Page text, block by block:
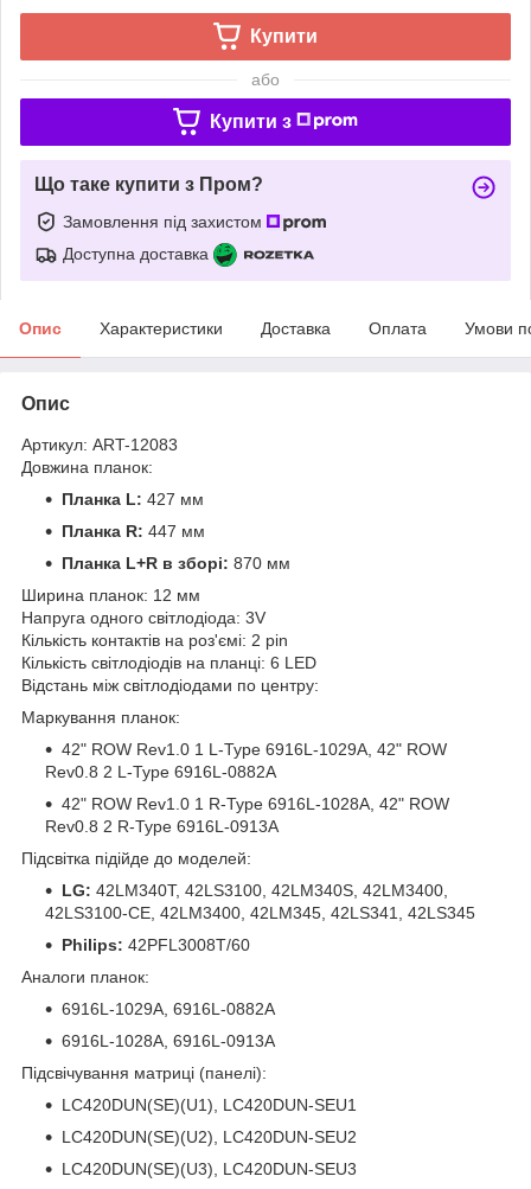
Купити
або
Купити з
Що таке купити з Пром?
Замовлення під захистом
Доступна доставка
Опис Характеристики Доставка Оплата Умови
Опис
Артикул: ART-12083
Довжина планок:
Планка L: 427 мм
Планка R: 447 мм
Планка L+R в зборі: 870 мм
Ширина планок: 12 мм
Напруга одного світлодіода: 3V
Кількість контактів на роз'ємі: 2 pin
Кількість світлодіодів на планці: 6 LED
Відстань між світлодіодами по центру:
Маркування планок:
42" ROW Rev1.0 1 L-Type 6916L-1029A, 42" ROW
Rev0.8 2 L-Type 6916L-0882A
42" ROW Rev1.0 1 R-Type 6916L-1028A, 42" ROW
Rev0.8 2 R-Type 6916L-0913A
Підсвітка підійде до моделей:
LG: 42LM340T, 42LS3100, 42LM340S, 42LM3400,
42LS3100-CE, 42LM3400, 42LM345, 42LS341, 42LS345
Philips: 42PFL3008T/60
Аналоги планок:
6916L-1029A, 6916L-0882A
6916L-1028A, 6916L-0913A
Підсвічування матриці (панелі):
LC420DUN(SE)(U1), LC420DUN-SEU1
LC420DUN(SE)(U2), LC420DUN-SEU2
LC420DUN(SE)(U3), LC420DUN-SEU3